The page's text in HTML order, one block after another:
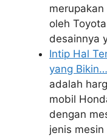
oleh
desainnya
Intip Hal
yang Bikin…
adalah
mobil
dengan
jenis